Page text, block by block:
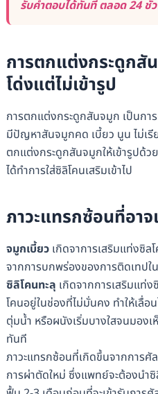
รับคำตอบได้ทันที ตลอด 24 ชั่
การตกแต่งกระดูกสั
โด่งแต่ไม่เข้ารูป
การตกแต่งกระดูกสันจมูก เป็นกา
มีปัญหาสันจมูกคด เบี้ยว นูน ไม่เรี
ตกแต่งกระดูกสันจมูกให้เข้ารูปด้ว
ได้ทำการใส่ซิลิโคนเสริมเข้าไป
ภาวะแทรกซ้อนที่อา
จมูกเบี้ยว เกิดจาการเสริมแท่งซิ
จากการบกพร่องของการติดเทปใ
ซิลิโคนทะลุ เกิดจากการเสริมแท่
โคนอยู่ในช่องที่ไม่มั่นคง ทำให้เลื่อ
ตุ่มน้ำ หรือผนังเริ่มบางใสจนมอง
ทันที
ภาวะแทรกซ้อนที่เกิดขึ้นจากการศั
การผ่าตัดใหม่ ซึ่งแพทย์จะต้องนำ